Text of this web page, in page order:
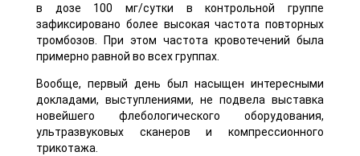
в дозе 100 мг/сутки в контрольной группе
зафиксировано более высокая частота повторных
тромбозов. При этом частота кровотечений была
примерно равной во всех группах.
Вообще, первый день был насыщен интересными
докладами, выступлениями, не подвела выставка
новейшего флебологического оборудования,
ультразвуковых сканеров и компрессионного
трикотажа.